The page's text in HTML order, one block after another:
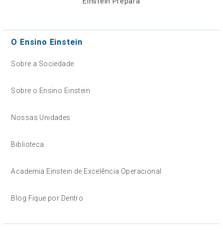
O Ensino Einstein
Sobre a Sociedade
Sobre o Ensino Einstein
Nossas Unidades
Biblioteca
Academia Einstein de Excelência Operacional
Blog Fique por Dentro